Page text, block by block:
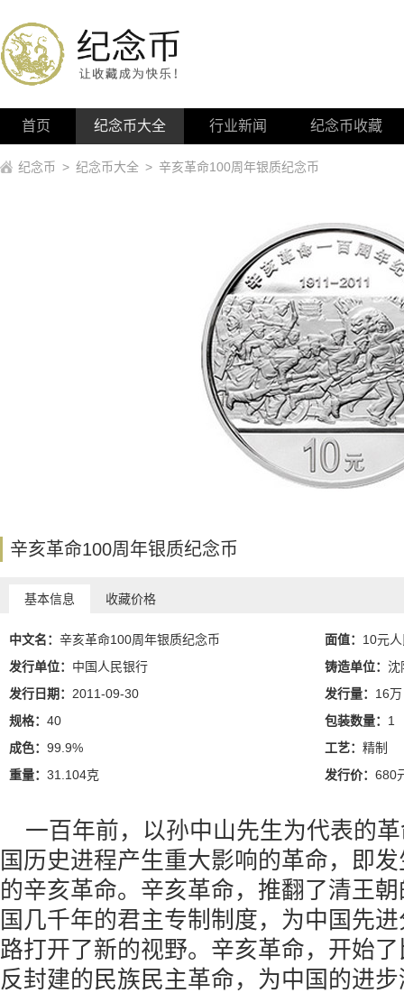
首页 纪念币大全 行业新闻 纪念币收藏
纪念币 > 纪念币大全 > 辛亥革命100周年银质纪念币
辛亥革命100周年银质纪念币
基本信息 收藏价格
中文名： 辛亥革命100周年银质纪念币 面值： 10元
发行单位： 中国人民银行 铸造单位： 沈
发行日期： 2011-09-30 发行量： 16万
规格： 40 包装数量： 1
成色： 99.9% 工艺： 精制
重量： 31.104克 发行价： 680
一百年前，以孙中山先生为代表的
国历史进程产生重大影响的革命，即
的辛亥革命。 辛亥革命，推翻了清王
国几千年的君主专制制度，为中国先
路打开了新的视野。 辛亥革命，开始
反封建的民族民主革命，为中国的进